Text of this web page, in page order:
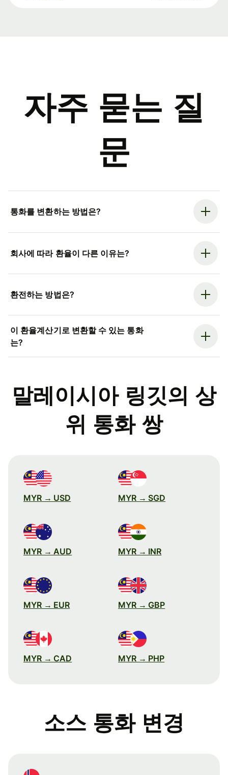
자주 묻는 질
문
통화를 변환하는 방법은?
회사에 따라 환율이 다른 이유는?
환전하는 방법은?
이 환율계산기로 변환할 수 있는 통화
는?
말레이시아 링깃의 상
위 통화 쌍
MYR → USD MYR → SGD
MYR → AUD MYR → INR
MYR → EUR MYR → GBP
MYR → CAD MYR → PHP
소스 통화 변경